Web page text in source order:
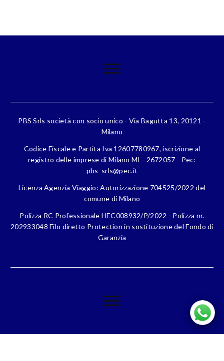
PBS Srls società con socio unico - Via Bagutta 13, 20121 -
Milano
Codice Fiscale e Partita Iva 12607780967, iscrizione al
registro delle imprese di Milano MI - 2672057 - Pec:
pbs_srls@pec.it
Licenza Agenzia Viaggio: Autorizzazione 704525/2022 del
comune di Milano
Polizza RC Professionale HEC008932/P/2022 - Polizza nr.
202933048 Filo diretto Protection in sostituzione del Fondo di
Garanzia